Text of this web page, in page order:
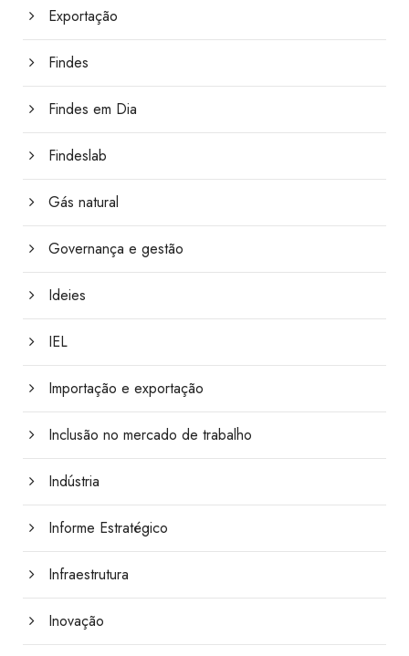
Exportação
Findes
Findes em Dia
Findeslab
Gás natural
Governança e gestão
Ideies
IEL
Importação e exportação
Inclusão no mercado de trabalho
Indústria
Informe Estratégico
Infraestrutura
Inovação